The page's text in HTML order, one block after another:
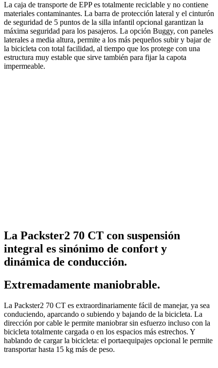
La caja de transporte de EPP es totalmente reciclable y no contiene
materiales contaminantes. La barra de protección lateral y el cinturón
de seguridad de 5 puntos de la silla infantil opcional garantizan la
máxima seguridad para los pasajeros. La opción Buggy, con paneles
laterales a media altura, permite a los más pequeños subir y bajar de
la bicicleta con total facilidad, al tiempo que los protege con una
estructura muy estable que sirve también para fijar la capota
impermeable.
La Packster2 70 CT con suspensión
integral es sinónimo de confort y
dinámica de conducción.
Extremadamente maniobrable.
La Packster2 70 CT es extraordinariamente fácil de manejar, ya sea
conduciendo, aparcando o subiendo y bajando de la bicicleta. La
dirección por cable le permite maniobrar sin esfuerzo incluso con la
bicicleta totalmente cargada o en los espacios más estrechos. Y
hablando de cargar la bicicleta: el portaequipajes opcional le permite
transportar hasta 15 kg más de peso.